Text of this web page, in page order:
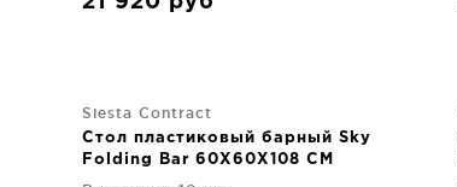
Siesta Contract
Стол пластиковый барный Sky
Folding Bar 60X60X108 CM